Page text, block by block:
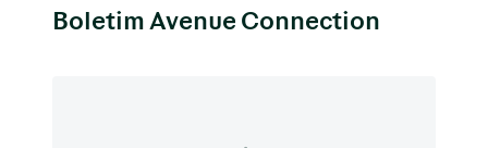
Boletim Avenue Connection